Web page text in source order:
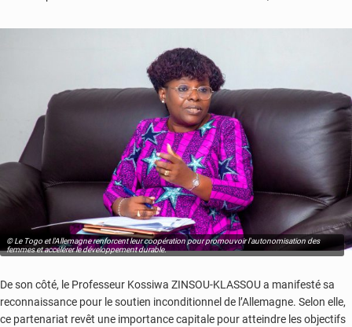
© Le Togo et l'Allemagne renforcent leur coopération pour promouvoir l'autonomisation des
femmes et accélérer le développement durable.
De son côté, le Professeur Kossiwa ZINSOU-KLASSOU a manifesté sa
reconnaissance pour le soutien inconditionnel de l’Allemagne. Selon elle,
ce partenariat revêt une importance capitale pour atteindre les objectifs